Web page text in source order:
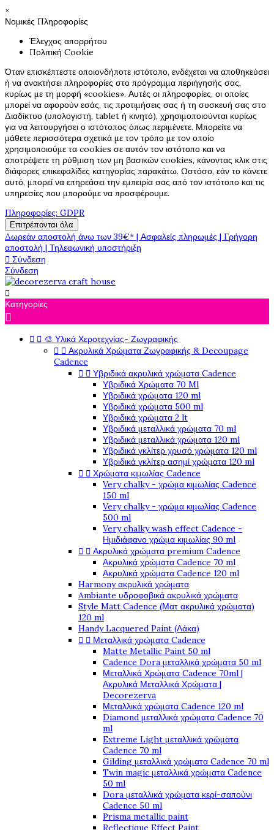
×
Νομικές Πληροφορίες
Έλεγχος απορρήτου
Πολιτική Cookie
Όταν επισκέπτεστε οποιονδήποτε ιστότοπο, ενδέχεται να αποθηκεύσει
ή να ανακτήσει πληροφορίες στο πρόγραμμα περιήγησής σας,
κυρίως με τη μορφή «cookies». Αυτές οι πληροφορίες, οι οποίες
μπορεί να αφορούν εσάς, τις προτιμήσεις σας ή τη συσκευή σας στο
Διαδίκτυο (υπολογιστή, tablet ή κινητό), χρησιμοποιούνται κυρίως
για να λειτουργήσει ο ιστότοπος όπως περιμένετε. Μπορείτε να
μάθετε περισσότερα σχετικά με τον τρόπο με τον οποίο
χρησιμοποιούμε τα cookies σε αυτόν τον ιστότοπο και να
αποτρέψετε τη ρύθμιση των μη βασικών cookies, κάνοντας κλικ στις
διάφορες επικεφαλίδες κατηγορίας παρακάτω. Ωστόσο, εάν το κάνετε
αυτό, μπορεί να επηρεάσει την εμπειρία σας από τον ιστότοπο και τις
υπηρεσίες που μπορούμε να προσφέρουμε.
Πληροφορίες: GDPR
Επιτρέπονται όλα
Δωρεάν αποστολή άνω των 39€* | Ασφαλείς πληρωμές | Γρήγορη
αποστολή | Τηλεφωνική υποστήριξη
 Σύνδεση
Σύνδεση

Κατηγορίες

  🎨 Υλικά Χεροτεχνίας- Ζωγραφικής
  Ακρυλικά Χρώματα Ζωγραφικής & Decoupage
Cadence
  Υβριδικά ακρυλικά χρώματα Cadence
Υβριδικά Χρώματα 70 Ml
Υβριδικά χρώματα 120 ml
Υβριδικά χρώματα 500 ml
Υβριδικά χρώματα 2 lt
Υβριδικά μεταλλικά χρώματα 70 ml
Υβριδικά μεταλλικά χρώματα 120 ml
Υβριδικά γκλίτερ χρυσό χρώματα 120 ml
Υβριδικά γκλίτερ ασημί χρώματα 120 ml
  Χρώματα κιμωλίας Cadence
Very chalky - χρώμα κιμωλίας Cadence
150 ml
Very chalky - χρώμα κιμωλίας Cadence
500 ml
Very chalky wash effect Cadence -
Ημιδιάφανο χρώμα κιμωλίας 90 ml
  Ακρυλικά χρώματα premium Cadence
Ακρυλικά χρώματα Cadence 70 ml
Ακρυλικά χρώματα Cadence 120 ml
Harmony ακρυλικά χρώματα
Ambiante υδροφοβικά ακρυλικά χρώματα
Style Matt Cadence (Ματ ακρυλικά χρώματα)
120 ml
Handy Lacquered Paint (Λάκα)
  Μεταλλικά χρώματα Cadence
Matte Metallic Paint 50 ml
Cadence Dora μεταλλικά χρώματα 50 ml
Μεταλλικά Χρώματα Cadence 70ml |
Ακρυλικά Μεταλλικά Χρώματα |
Decorezerva
Μεταλλικά χρώματα Cadence 120 ml
Diamond μεταλλικά χρώματα Cadence 70
ml
Extreme Light μεταλλικά χρώματα
Cadence 70 ml
Gilding μεταλλικά χρώματα Cadence 70 ml
Twin magic μεταλλικά χρώματα Cadence
50 ml
Dora μεταλλικά χρώματα κερί-σαπούνι
Cadence 50 ml
Prisma metallic paint
Reflectique Effect Paint